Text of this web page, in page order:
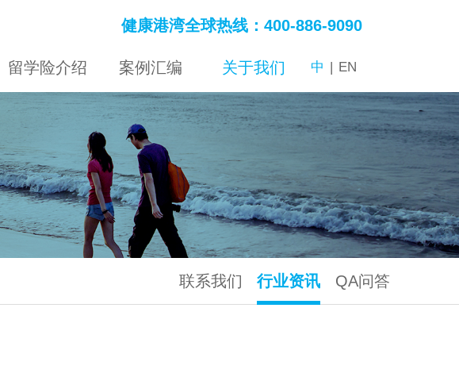
健康港湾全球热线：400-886-9090
留学险介绍 案例汇编 关于我们 中 | EN
联系我们 行业资讯 QA问答